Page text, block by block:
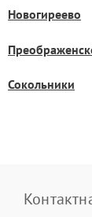
Новогиреево
Сокольники